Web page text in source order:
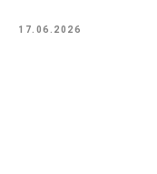
17.06.2026